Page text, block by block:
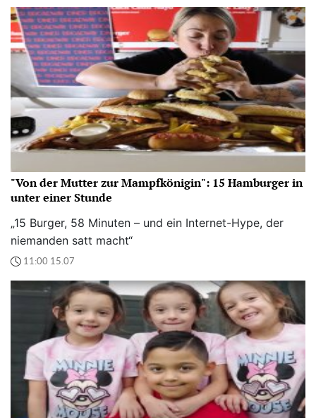
"Von der Mutter zur Mampfkönigin": 15 Hamburger in
unter einer Stunde
„15 Burger, 58 Minuten – und ein Internet-Hype, der
niemanden satt macht“
11:00 15.07